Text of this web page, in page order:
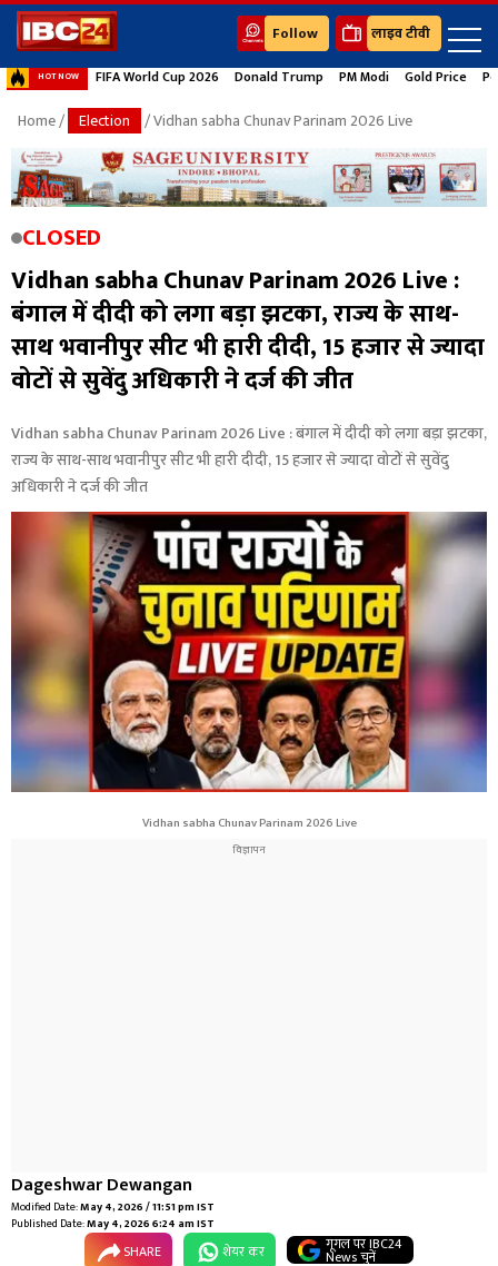
Follow लाइव टीवी
HOT NOW FIFA World Cup 2026 Donald Trump PM Modi Gold Price
Home/ Election / Vidhan sabha Chunav Parinam 2026 Live
CLOSED
Vidhan sabha Chunav Parinam 2026 Live :
बंगाल में दीदी को लगा बड़ा झटका, राज्य के साथ-
साथ भवानीपुर सीट भी हारी दीदी, 15 हजार से ज्यादा
वोटों से सुवेंदु अधिकारी ने दर्ज की जीत
Vidhan sabha Chunav Parinam 2026 Live : बंगाल में दीदी को लगा बड़ा झटका,
राज्य के साथ-साथ भवानीपुर सीट भी हारी दीदी, 15 हजार से ज्यादा वोटों से सुवेंदु
अधिकारी ने दर्ज की जीत
Vidhan sabha Chunav Parinam 2026 Live
Dageshwar Dewangan
Modified Date:May 4, 2026 / 11:51 pm IST
Published Date:May 4, 2026 6:24 am IST
SHARE शेयर कर गूगल पर IBC24
News चुनें